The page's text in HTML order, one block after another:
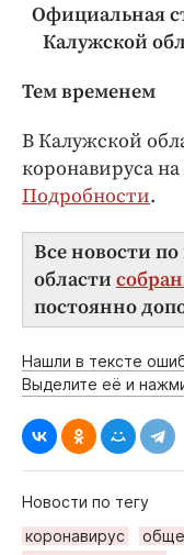
Официальная
Калужской
Тем временем
В Калужской
коронавируса на
Подробности.
Все новости по
области
постоянно
Нашли в тексте
Выделите её и
Новости по тегу
коронавирус